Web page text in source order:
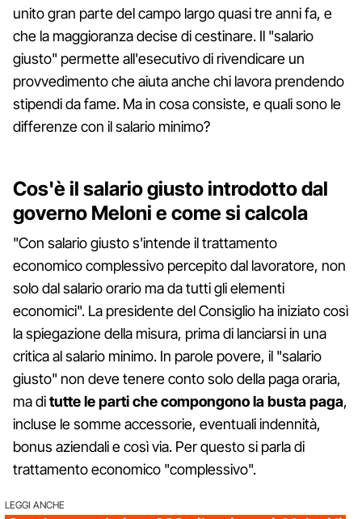
unito gran parte del campo largo quasi tre anni fa, e
che la maggioranza decise di cestinare. Il "salario
giusto" permette all'esecutivo di rivendicare un
provvedimento che aiuta anche chi lavora prendendo
stipendi da fame. Ma in cosa consiste, e quali sono le
differenze con il salario minimo?
Cos'è il salario giusto introdotto dal
governo Meloni e come si calcola
"Con salario giusto s'intende il trattamento
economico complessivo percepito dal lavoratore, non
solo dal salario orario ma da tutti gli elementi
economici". La presidente del Consiglio ha iniziato così
la spiegazione della misura, prima di lanciarsi in una
critica al salario minimo. In parole povere, il "salario
giusto" non deve tenere conto solo della paga oraria,
ma ditutte le parti che compongono la busta paga,
incluse le somme accessorie, eventuali indennità,
bonus aziendali e così via. Per questo si parla di
trattamento economico "complessivo".
LEGGI ANCHE